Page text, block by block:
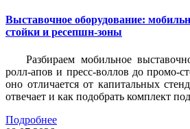
Выставочное оборудование:
стойки и ресепшн-зоны
Разбираем мобильное
ролл-апов и пресс-воллов до промо-
оно отличается от капитальных
отвечает и как подобрать комплект
Подробнее